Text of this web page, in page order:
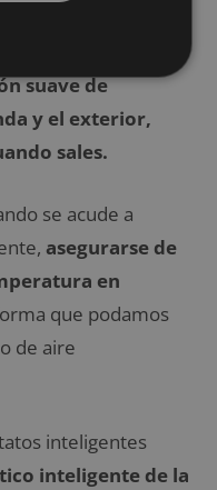
permite al
de la
suave de
y el exterior,
sales.
se acude a
asegurarse de
en
que podamos
de aire
inteligentes
inteligente de la